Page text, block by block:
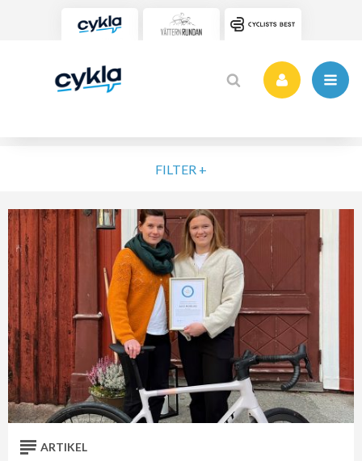
FILTER +
ELIT MOTION NYBÖRJARE
VARDAG
POPULÄRA TAGGAR
Vätternrundan
Motionslopp
Cykling
Cykelveckan 2025
MTB
Träning
Vättern Bike Games
MTB-Lopp
Cykelveckan 2021
Cykelveckan 2026
Emma Johansson
SORTERA PÅ
RENSA
ARTIKEL